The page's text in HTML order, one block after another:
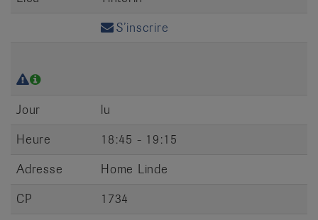
S’inscrire
Jour
lu
Heure
18:45 - 19:15
Adresse
Home Linde
CP
1734